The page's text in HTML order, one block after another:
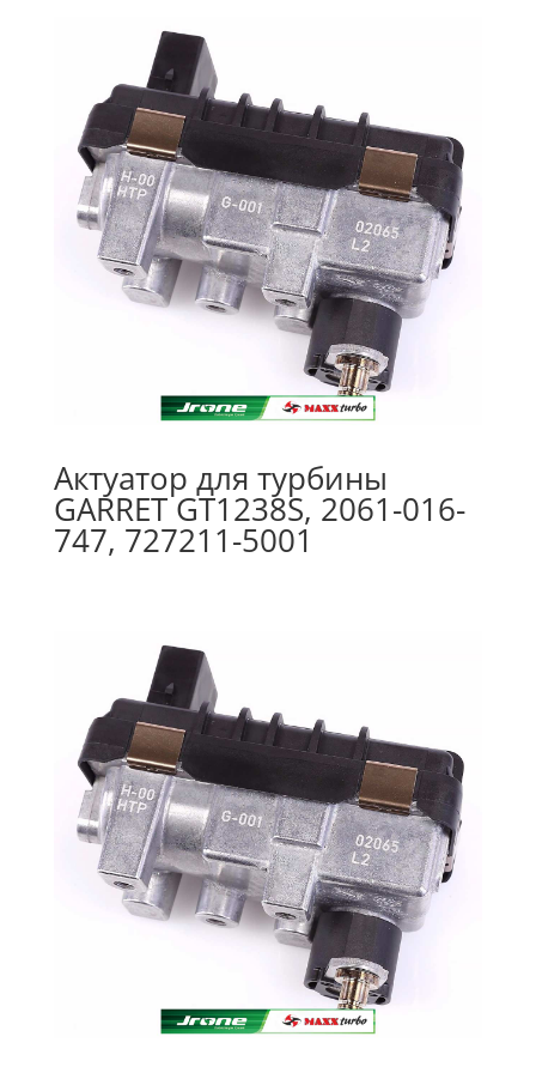
Актуатор для турбины
GARRET GT1238S, 2061-016-
747, 727211-5001